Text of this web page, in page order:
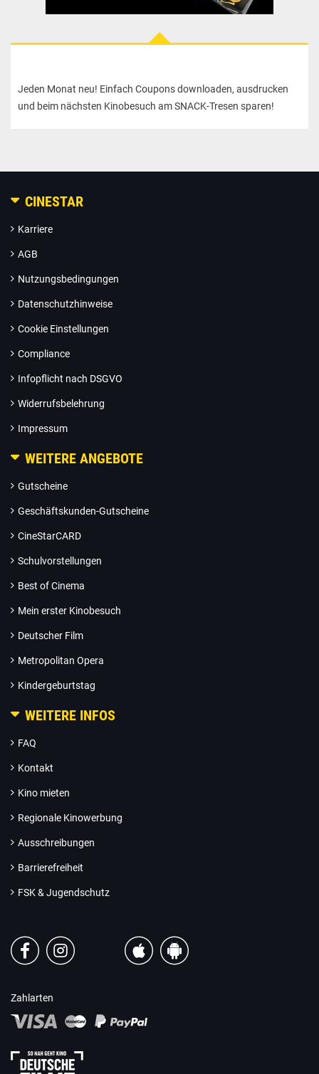
Jeden Monat neu! Einfach Coupons downloaden, ausdrucken
und beim nächsten Kinobesuch am SNACK-Tresen sparen!
CINESTAR
Karriere
AGB
Nutzungsbedingungen
Datenschutzhinweise
Cookie Einstellungen
Compliance
Infopflicht nach DSGVO
Widerrufsbelehrung
Impressum
WEITERE ANGEBOTE
Gutscheine
Geschäftskunden-Gutscheine
CineStarCARD
Schulvorstellungen
Best of Cinema
Mein erster Kinobesuch
Deutscher Film
Metropolitan Opera
Kindergeburtstag
WEITERE INFOS
FAQ
Kontakt
Kino mieten
Regionale Kinowerbung
Ausschreibungen
Barrierefreiheit
FSK & Jugendschutz
Zahlarten